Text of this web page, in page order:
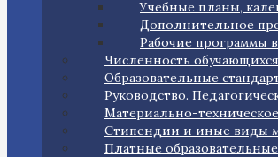
Учебные планы,
Дополнительное
Рабочие программы
Численность обучающихся
Образовательные
Руководство.
Материально-
Стипендии и иные виды
Платные образовательные